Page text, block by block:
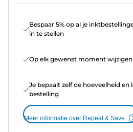
Bespaar 5% op al je
in te stellen
Op elk gewenst moment
Je bepaalt zelf de hoeveelheid
bestelling
Meer informatie over Repeat & Save